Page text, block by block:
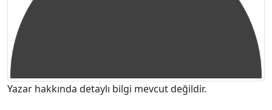
Yazar hakkında detaylı bilgi mevcut değildir.